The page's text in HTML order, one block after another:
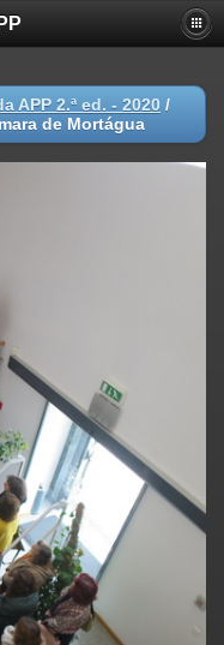
APP 2.ª ed. - 2020 /
de Mortágua